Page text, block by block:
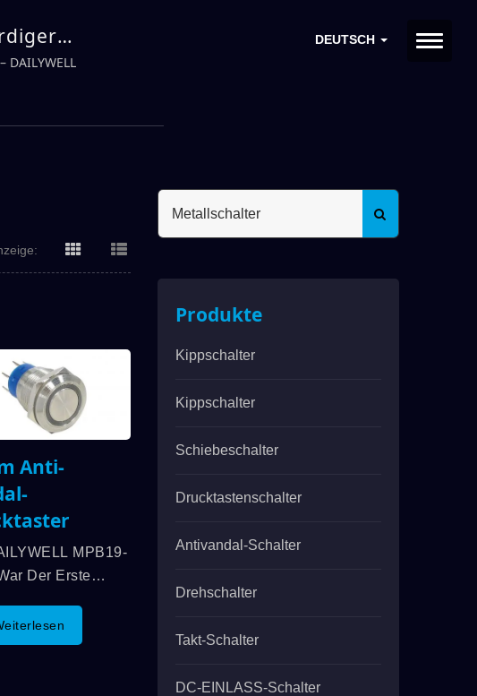
DEUTSCH
Anti-
MPB19-
Der Erste
Der UL-
Wurde Und
Produkte
Kippschalter
Kippschalter
Schiebeschalter
Drucktastenschalter
Antivandal-Schalter
Drehschalter
Takt-Schalter
DC-EINLASS-Schalter